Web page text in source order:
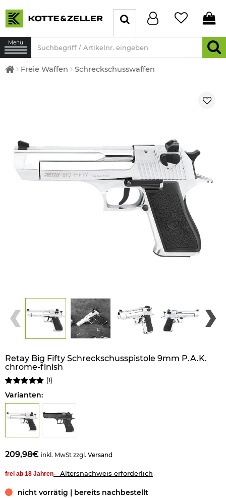
Menü
Freie Waffen Schreckschusswaffen
Retay Big Fifty Schreckschusspistole 9mm P.A.K.
chrome-finish
(1 )
Varianten:
209,98€ inkl. MwSt zzgl. Versand
frei ab 18 Jahren- Altersnachweis erforderlich
nicht vorrätig | bereits nachbestellt